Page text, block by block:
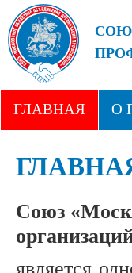
ГЛАВНАЯ О
Союз
является